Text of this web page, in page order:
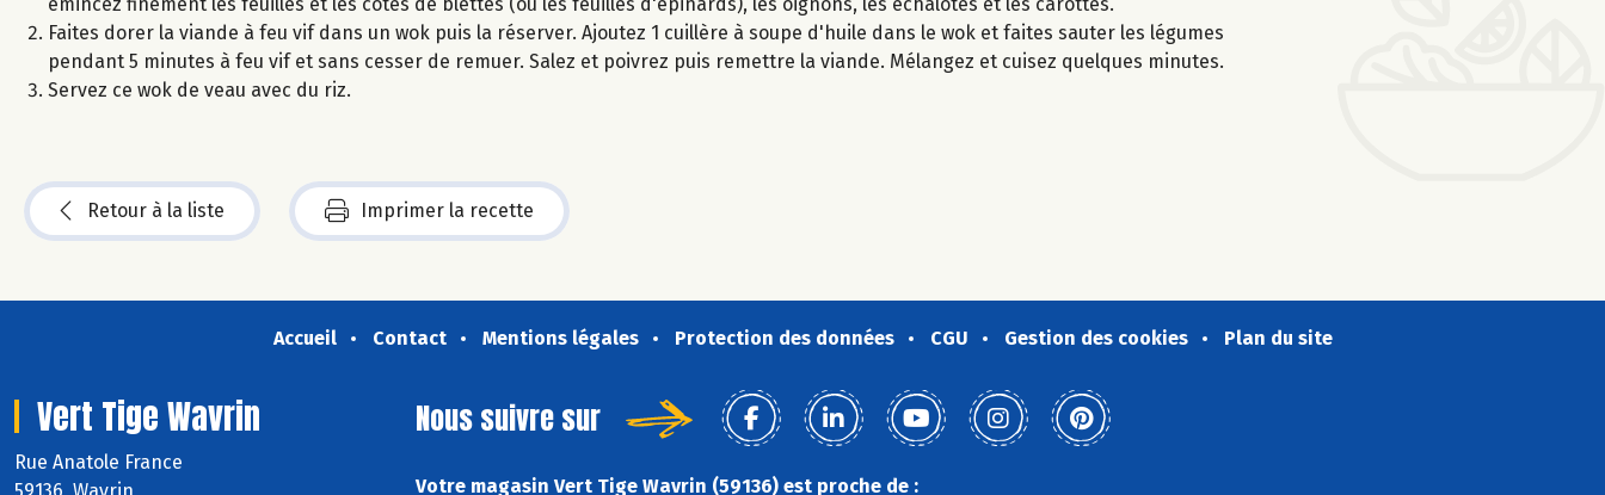
Faites dorer la viande à feu vif dans un wok puis la réserver. Ajoutez 1 cuillère à soupe d'huile dans le wok et faites sauter les légumes
pendant 5 minutes à feu vif et sans cesser de remuer. Salez et poivrez puis remettre la viande. Mélangez et cuisez quelques minutes.
Servez ce wok de veau avec du riz.
Retour à la liste Imprimer la recette
Accueil Contact Mentions légales Protection des données CGU Gestion des cookies Plan du site
Vert Tige Wavrin
Rue Anatole France
59136 Wavrin
Nous suivre sur
Votre magasin Vert Tige Wavrin (59136) est proche de :